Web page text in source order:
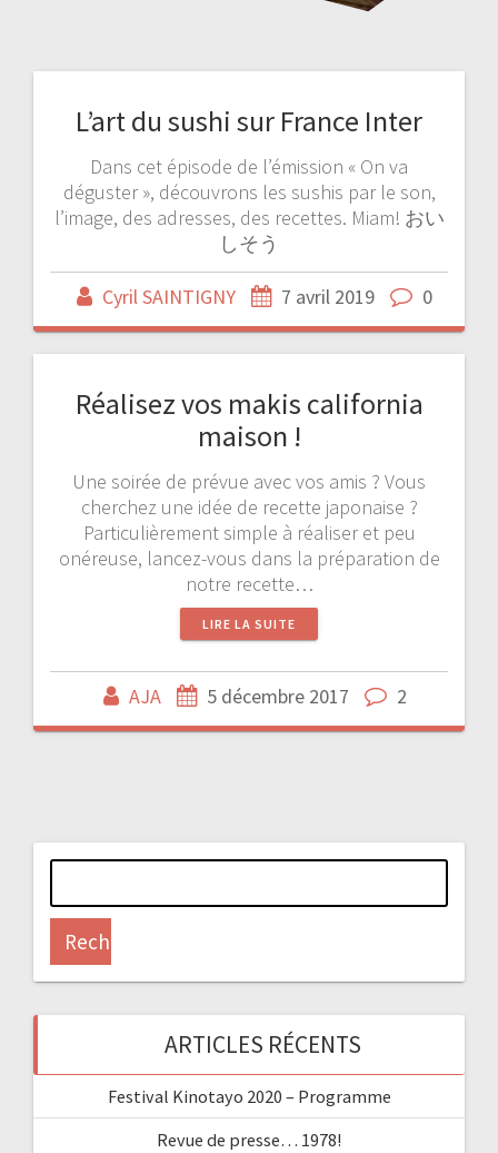
L’art du sushi sur France Inter
Dans cet épisode de l’émission « On va
déguster », découvrons les sushis par le son,
l’image, des adresses, des recettes. Miam! おい
しそう
Cyril SAINTIGNY 7 avril 2019 0
Réalisez vos makis california
maison !
Une soirée de prévue avec vos amis ? Vous
cherchez une idée de recette japonaise ?
Particulièrement simple à réaliser et peu
onéreuse, lancez-vous dans la préparation de
notre recette…
LIRE LA SUITE
AJA 5 décembre 2017 2
ARTICLES RÉCENTS
Festival Kinotayo 2020 – Programme
Revue de presse… 1978!